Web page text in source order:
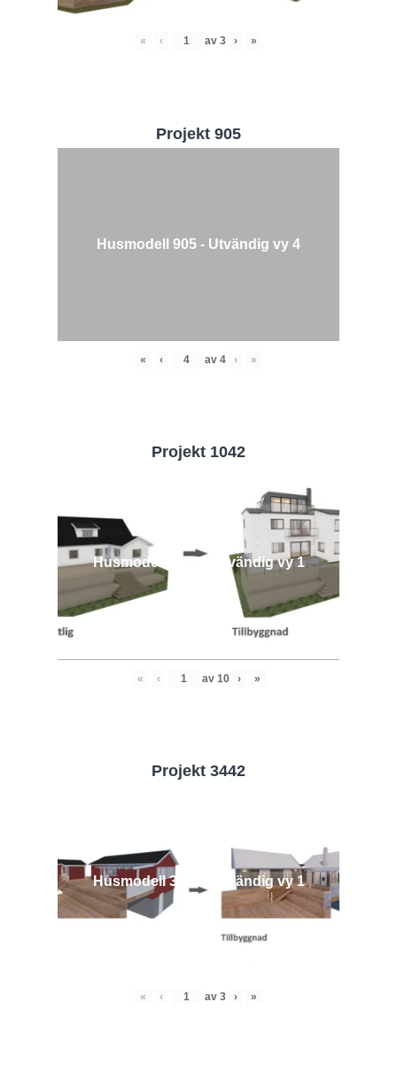
« ‹ av 3 › »
Projekt 905
Husmodell 905 - Utvändig vy 4
« ‹ av 4 › »
Projekt 1042
Husmodell 1042 - Utvändig vy 1
« ‹ av 10 › »
Projekt 3442
Husmodell 3442 - Utvändig vy 1
« ‹ av 3 › »